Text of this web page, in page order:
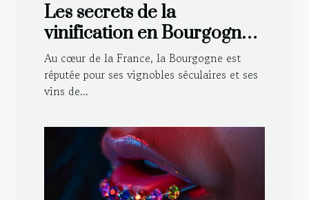
Les secrets de la
vinification en Bourgogne :
Techniques traditionnelles
et modernes
Au cœur de la France, la Bourgogne est
réputée pour ses vignobles séculaires et ses
vins de...